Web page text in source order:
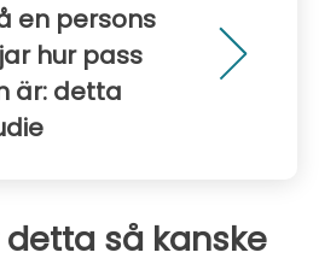
en persons
hur pass
är: detta
så kanske